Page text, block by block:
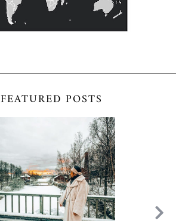
FEATURED POSTS